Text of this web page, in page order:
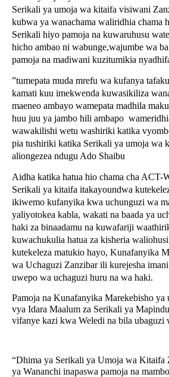
Serikali ya umoja wa kitaifa visiwani
kubwa ya wanachama waliridhia chama
Serikali hiyo pamoja na kuwaruhusu
hicho ambao ni wabunge,wajumbe wa
pamoja na madiwani kuzitumikia
”tumepata muda mrefu wa kufanya
kamati kuu imekwenda kuwasikiliza
maeneo ambayo wamepata madhila
huu juu ya jambo hili ambapo
wawakilishi wetu washiriki katika
pia tushiriki katika Serikali ya umoja wa
aliongezea ndugu Ado Shaibu
Aidha katika hatua hio chama cha ACT-
Serikali ya kitaifa itakayoundwa
ikiwemo kufanyika kwa uchunguzi wa
yaliyotokea kabla, wakati na baada ya
haki za binaadamu na kuwafariji
kuwachukulia hatua za kisheria
kutekeleza matukio hayo, Kunafanyika
wa Uchaguzi Zanzibar ili kurejesha
uwepo wa uchaguzi huru na wa haki.
Pamoja na Kunafanyika Marekebisho ya
vya Idara Maalum za Serikali ya
vifanye kazi kwa Weledi na bila ubaguzi
“Dhima ya Serikali ya Umoja wa Kitaifa
ya Wananchi inapaswa pamoja na